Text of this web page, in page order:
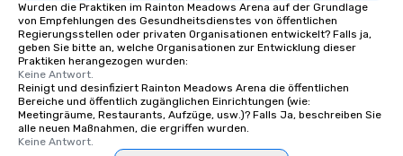
Wurden die Praktiken im Rainton Meadows Arena auf der Grundlage
von Empfehlungen des Gesundheitsdienstes von öffentlichen
Regierungsstellen oder privaten Organisationen entwickelt? Falls ja,
geben Sie bitte an, welche Organisationen zur Entwicklung dieser
Praktiken herangezogen wurden:
Keine Antwort.
Reinigt und desinfiziert Rainton Meadows Arena die öffentlichen
Bereiche und öffentlich zugänglichen Einrichtungen (wie:
Meetingräume, Restaurants, Aufzüge, usw.)? Falls Ja, beschreiben Sie
alle neuen Maßnahmen, die ergriffen wurden.
Keine Antwort.